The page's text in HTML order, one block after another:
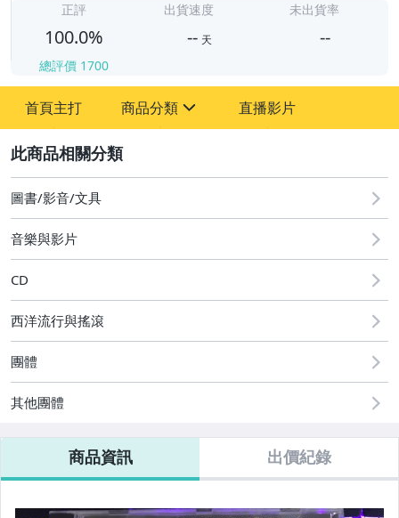
正評
100.0%
總評價 1700
出貨速度
-- 天
未出貨率
--
首頁主打 商品分類
其它
直播影片
圖書/影音/文具
音樂與影片
CD
西洋流行與搖滾
團體
其他團體
商品資訊 出價紀錄